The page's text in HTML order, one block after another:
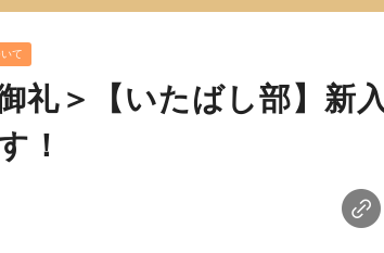
て
礼＞【いたばし部】新
！